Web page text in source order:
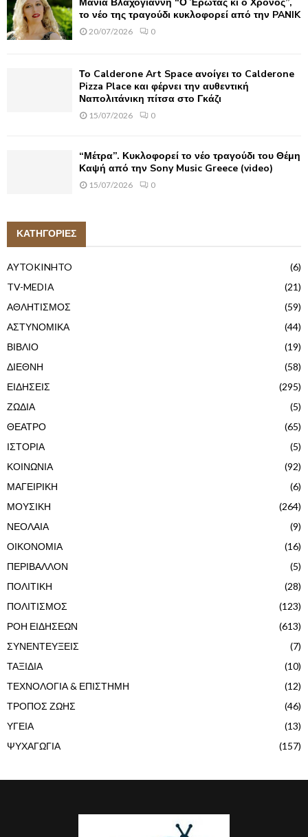
το νέο της τραγούδι κυκλοφορεί από την PANIK
20/07/2026 0
Το Calderone Art Space ανοίγει το Calderone
Pizza Place και φέρνει την αυθεντική
Ναπολιτάνικη πίτσα στο Γκάζι
15/07/2026 0
“Μέτρα”. Κυκλοφορεί το νέο τραγούδι του Θέμη
Καψή από την Sony Music Greece (video)
15/07/2026 0
ΚΑΤΗΓΟΡΙΕΣ
AYTOKINHTO
(6)
TV-MEDIA
(21)
ΑΘΛΗΤΙΣΜΟΣ
(59)
ΑΣΤΥΝΟΜΙΚΑ
(44)
ΒΙΒΛΙΟ
(19)
ΔΙΕΘΝΗ
(58)
ΕΙΔΗΣΕΙΣ
(295)
ΖΩΔΙΑ
(5)
ΘΕΑΤΡΟ
(65)
ΙΣΤΟΡΙΑ
(5)
ΚΟΙΝΩΝΙΑ
(92)
ΜΑΓΕΙΡΙΚΗ
(6)
ΜΟΥΣΙΚΗ
(264)
ΝΕΟΛΑΙΑ
(9)
ΟΙΚΟΝΟΜΙΑ
(16)
ΠΕΡΙΒΑΛΛΟΝ
(5)
ΠΟΛΙΤΙΚΗ
(28)
ΠΟΛΙΤΙΣΜΟΣ
(123)
ΡΟΗ ΕΙΔΗΣΕΩΝ
(613)
ΣΥΝΕΝΤΕΥΞΕΙΣ
(7)
ΤΑΞΙΔΙΑ
(10)
ΤΕΧΝΟΛΟΓΙΑ & ΕΠΙΣΤΗΜΗ
(12)
ΤΡΟΠΟΣ ΖΩΗΣ
(46)
ΥΓΕΙΑ
(13)
ΨΥΧΑΓΩΓΙΑ
(157)